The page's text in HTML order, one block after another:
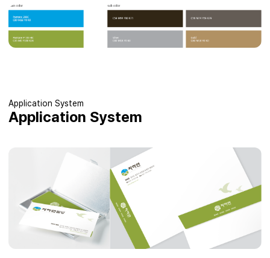
Application System
Application System